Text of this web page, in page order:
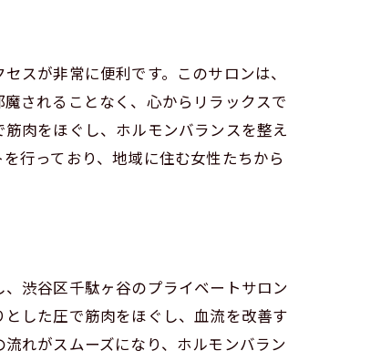
スが非常に便利です。このサロンは、
されることなく、心からリラックスで
肉をほぐし、ホルモンバランスを整え
行っており、地域に住む女性たちから
渋谷区千駄ヶ谷のプライベートサロン
した圧で筋肉をほぐし、血流を改善す
れがスムーズになり、ホルモンバラン